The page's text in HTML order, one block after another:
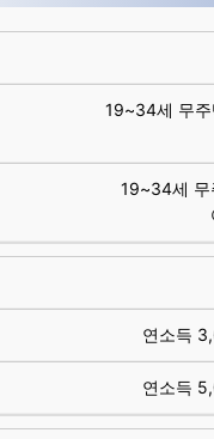
19~34세 무
19~34세 무
연소득
연소득